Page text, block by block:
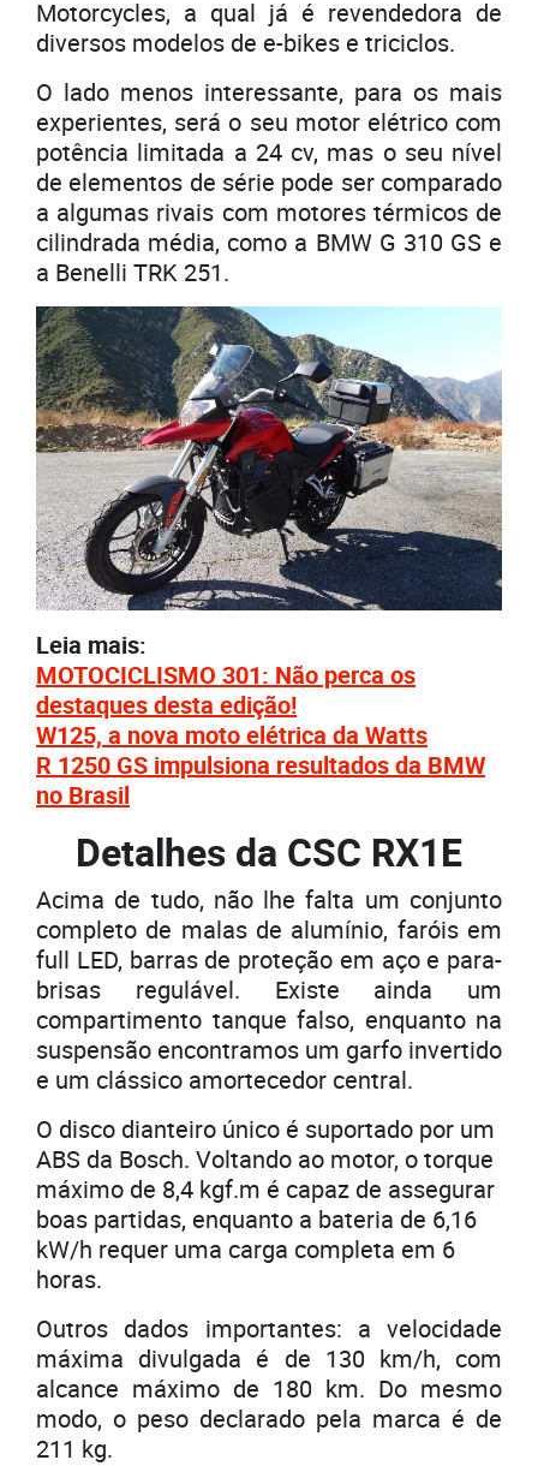
Motorcycles, a qual já é revendedora de
diversos modelos de e-bikes e triciclos.
O lado menos interessante, para os mais
experientes, será o seu motor elétrico com
potência limitada a 24 cv, mas o seu nível
de elementos de série pode ser comparado
a algumas rivais com motores térmicos de
cilindrada média, como a BMW G 310 GS e
a Benelli TRK 251.
Leia mais:
MOTOCICLISMO 301: Não perca os
destaques desta edição!
W125, a nova moto elétrica da Watts
R 1250 GS impulsiona resultados da BMW
no Brasil
Detalhes da CSC RX1E
Acima de tudo, não lhe falta um conjunto
completo de malas de alumínio, faróis em
full LED, barras de proteção em aço e para-
brisas regulável. Existe ainda um
compartimento tanque falso, enquanto na
suspensão encontramos um garfo invertido
e um clássico amortecedor central.
O disco dianteiro único é suportado por um
ABS da Bosch. Voltando ao motor, o torque
máximo de 8,4 kgf.m é capaz de assegurar
boas partidas, enquanto a bateria de 6,16
kW/h requer uma carga completa em 6
horas.
Outros dados importantes: a velocidade
máxima divulgada é de 130 km/h, com
alcance máximo de 180 km. Do mesmo
modo, o peso declarado pela marca é de
211 kg.